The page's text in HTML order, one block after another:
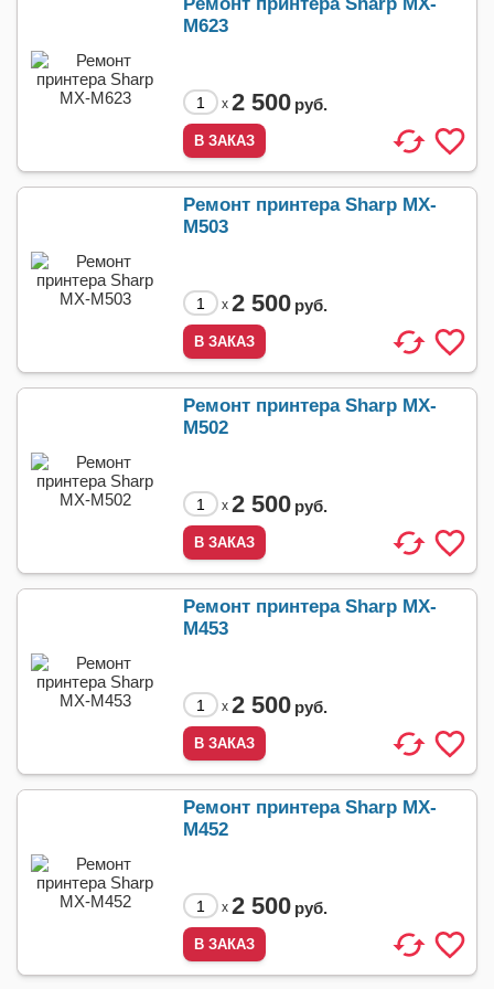
M623
x 2 500 руб.
Ремонт принтера Sharp MX-
M503
x 2 500 руб.
Ремонт принтера Sharp MX-
M502
x 2 500 руб.
Ремонт принтера Sharp MX-
M453
x 2 500 руб.
Ремонт принтера Sharp MX-
M452
x 2 500 руб.